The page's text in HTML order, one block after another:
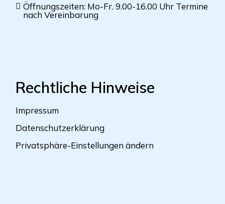
Öffnungszeiten: Mo-Fr. 9.00-16.00 Uhr Termine
nach Vereinbarung
Rechtliche Hinweise
Impressum
Datenschutzerklärung
Privatsphäre-Einstellungen ändern